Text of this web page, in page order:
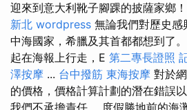
迎來到意大利靴子腳踝的披薩家鄉！
新北 wordpress 無論我們對歷史
中海國家，希臘及其首都都想到了。
起在海報上行走，E 第二專長證照
澤按摩 ... 台中撥筋 東海按摩 對於
的價格，價格計算計劃的潛在錯誤
我們不承擔責任。 度假勝地前的海